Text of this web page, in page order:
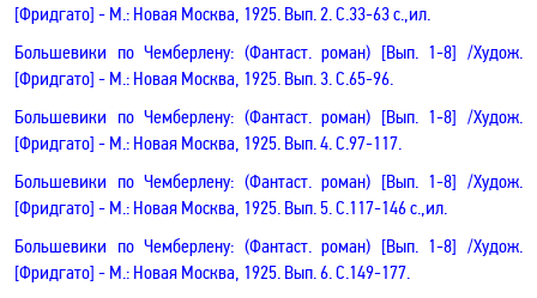
[Фридгато] - М.: Новая Москва, 1925. Вып. 2. С.33-63с.,ил.
Большевики по Чемберлену: (Фантаст. роман) [Вып. 1-8]/Худож.
[Фридгато] - М.: Новая Москва, 1925. Вып. 3. С.65-96.
Большевики по Чемберлену: (Фантаст. роман) [Вып. 1-8]/Худож.
[Фридгато] - М.: Новая Москва, 1925. Вып. 4. С.97-117.
Большевики по Чемберлену: (Фантаст. роман) [Вып. 1-8]/Худож.
[Фридгато] - М.: Новая Москва, 1925. Вып. 5. С.117-146с.,ил.
Большевики по Чемберлену: (Фантаст. роман) [Вып. 1-8]/Худож.
[Фридгато] - М.: Новая Москва, 1925. Вып. 6. С.149-177.